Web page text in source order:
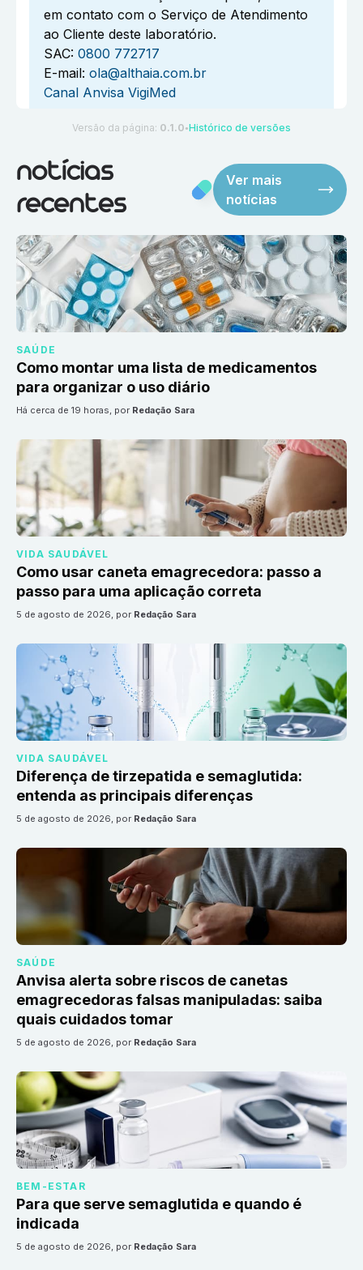
em contato com o Serviço de Atendimento
ao Cliente deste laboratório.
SAC: 0800 772717
E-mail: ola@althaia.com.br
Canal Anvisa VigiMed
Versão da página: 0.1.0 ●Histórico de versões
notícias
recentes
Ver mais
notícias
SAÚDE
Como montar uma lista de medicamentos
para organizar o uso diário
há cerca de 19 horas, por Redação Sara
VIDA SAUDÁVEL
Como usar caneta emagrecedora: passo a
passo para uma aplicação correta
5 de agosto de 2026, por Redação Sara
VIDA SAUDÁVEL
Diferença de tirzepatida e semaglutida:
entenda as principais diferenças
5 de agosto de 2026, por Redação Sara
SAÚDE
Anvisa alerta sobre riscos de canetas
emagrecedoras falsas manipuladas: saiba
quais cuidados tomar
5 de agosto de 2026, por Redação Sara
BEM-ESTAR
Para que serve semaglutida e quando é
indicada
5 de agosto de 2026, por Redação Sara